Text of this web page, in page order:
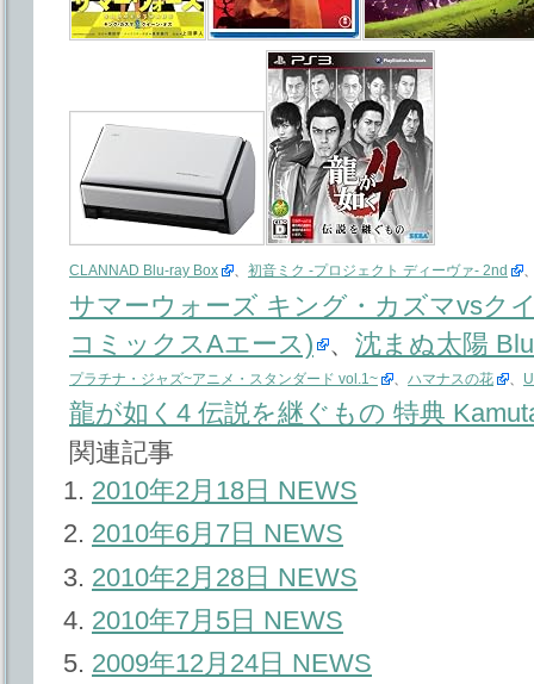
CLANNAD Blu-ray Box 、 初音ミク -プロジェクト ディーヴァ- 2nd
サマーウォーズ キング・カズマvsク
コミックスAエース)
、 沈まぬ太陽
プラチナ・ジャズ~アニメ・スタンダード vol.1~ ハマナスの花
龍が如く4 伝説を継ぐもの 特典
関連記事
2010年2月18日 NEWS
2010年6月7日 NEWS
2010年2月28日 NEWS
2010年7月5日 NEWS
2009年12月24日 NEWS